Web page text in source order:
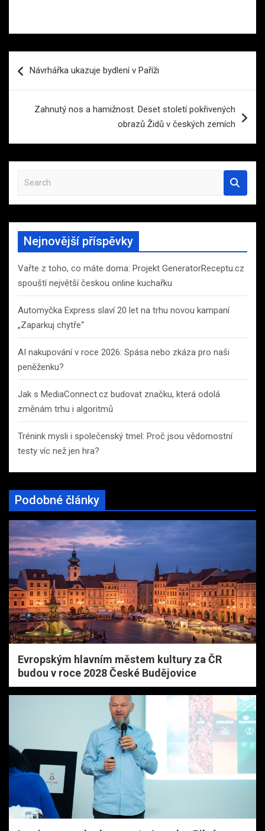
proNávrhářka ukazuje bydlení v Paříži
Zahnutý nos a hamižnost. Deset století pokřivených
obrazů Židů v českých zemích
a
r
h
Nejnovější příspěvky
Vařte z toho, co máte doma: Projekt GeneratorReceptu.cz
spouští největší českou online kuchařku
Automyčka Express slaví 20 let na trhu novou kampaní
„Zaparkuj chytře“
AI nakupování v roce 2026: Spása nebo zkáza pro naši
peněženku?
Jak s MediaConnect.cz budovat značku, která odolá
změnám trhu i algoritmů
Trénink mysli i společenský tmel: Proč jsou vědomostní
testy víc než jen hra?
Podobné články
Evropským hlavním městem kultury za ČR
budou v roce 2028 České Budějovice